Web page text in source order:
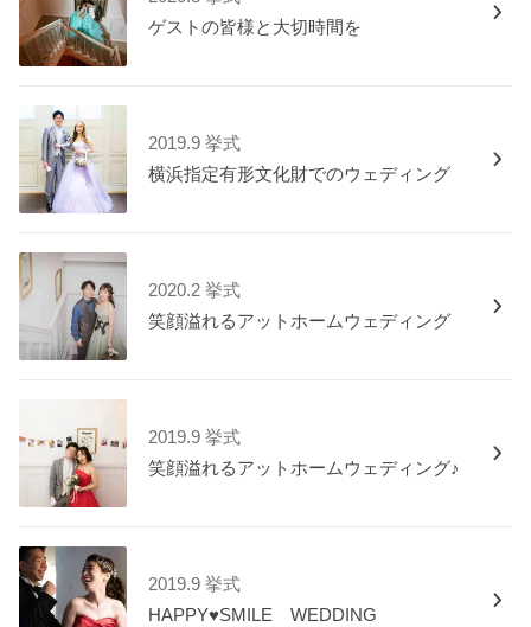
ゲストの皆様と大切時間を
2019.9 挙式
横浜指定有形文化財でのウェディング
2020.2 挙式
笑顔溢れるアットホームウェディング
2019.9 挙式
笑顔溢れるアットホームウェディング♪
2019.9 挙式
HAPPY♥SMILE WEDDING